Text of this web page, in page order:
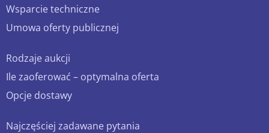
Wsparcie techniczne
Umowa oferty publicznej
Rodzaje aukcji
Ile zaoferować – optymalna oferta
Opcje dostawy
Najczęściej zadawane pytania